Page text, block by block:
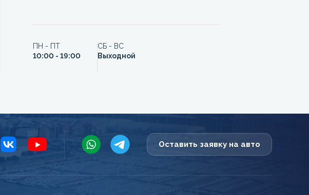
ПН - ПТ
10:00 - 19:00
СБ - ВС
Выходной
Оставить заявку на авто